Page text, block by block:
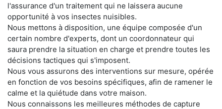
l'assurance d'un traitement qui ne laissera aucune
opportunité à vos insectes nuisibles.
Nous mettons à disposition, une équipe composée d'un
certain nombre d'experts, dont un coordonnateur qui
saura prendre la situation en charge et prendre toutes les
décisions tactiques qui s'imposent.
Nous vous assurons des interventions sur mesure, opérée
en fonction de vos besoins spécifiques, afin de ramener le
calme et la quiétude dans votre maison.
Nous connaissons les meilleures méthodes de capture